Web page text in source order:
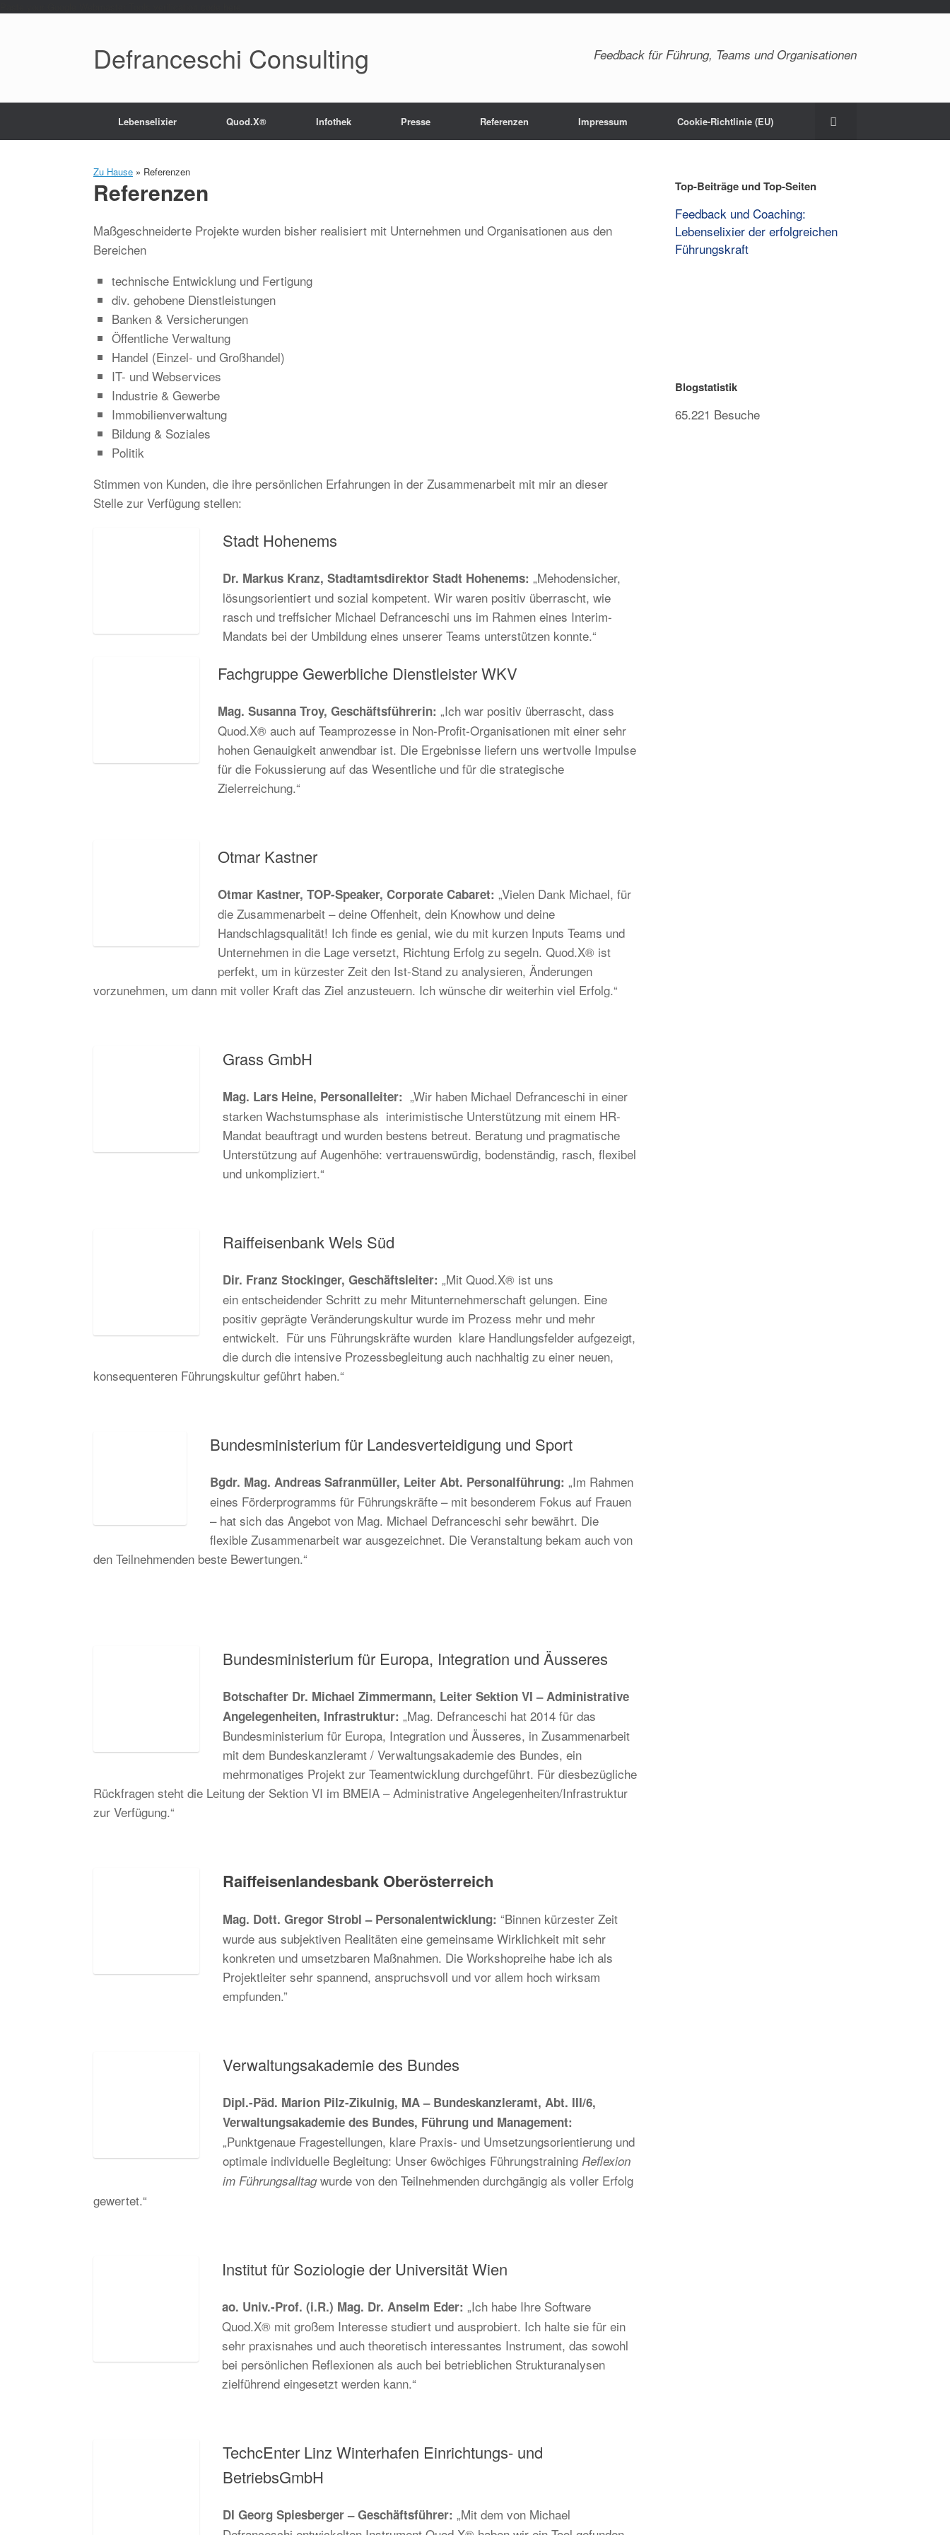
Defranceschi Consulting Feedback für Führung, Teams und Organisationen
Lebenselixier Quod.X® Infothek Presse Referenzen Impressum Cookie-Richtlinie (EU)
Zu Hause » Referenzen
Referenzen
Maßgeschneiderte Projekte wurden bisher realisiert mit Unternehmen und Organisationen aus den
Bereichen
technische Entwicklung und Fertigung
div. gehobene Dienstleistungen
Banken & Versicherungen
Öffentliche Verwaltung
Handel (Einzel- und Großhandel)
IT- und Webservices
Industrie & Gewerbe
Immobilienverwaltung
Bildung & Soziales
Politik
Stimmen von Kunden, die ihre persönlichen Erfahrungen in der Zusammenarbeit mit mir an dieser
Stelle zur Verfügung stellen:
Stadt Hohenems
Dr. Markus Kranz, Stadtamtsdirektor Stadt Hohenems: „Mehodensicher,
lösungsorientiert und sozial kompetent. Wir waren positiv überrascht, wie
rasch und treffsicher Michael Defranceschi uns im Rahmen eines Interim-
Mandats bei der Umbildung eines unserer Teams unterstützen konnte.“
Fachgruppe Gewerbliche Dienstleister WKV
Mag. Susanna Troy, Geschäftsführerin: „Ich war positiv überrascht, dass
Quod.X® auch auf Teamprozesse in Non-Profit-Organisationen mit einer sehr
hohen Genauigkeit anwendbar ist. Die Ergebnisse liefern uns wertvolle Impulse
für die Fokussierung auf das Wesentliche und für die strategische
Zielerreichung.“
Otmar Kastner
Otmar Kastner, TOP-Speaker, Corporate Cabaret: „Vielen Dank Michael, für
die Zusammenarbeit – deine Offenheit, dein Knowhow und deine
Handschlagsqualität! Ich finde es genial, wie du mit kurzen Inputs Teams und
Unternehmen in die Lage versetzt, Richtung Erfolg zu segeln. Quod.X® ist
perfekt, um in kürzester Zeit den Ist-Stand zu analysieren, Änderungen
vorzunehmen, um dann mit voller Kraft das Ziel anzusteuern. Ich wünsche dir weiterhin viel Erfolg.“
Grass GmbH
Mag. Lars Heine, Personalleiter: „Wir haben Michael Defranceschi in einer
starken Wachstumsphase als interimistische Unterstützung mit einem HR-
Mandat beauftragt und wurden bestens betreut. Beratung und pragmatische
Unterstützung auf Augenhöhe: vertrauenswürdig, bodenständig, rasch, flexibel
und unkompliziert.“
Raiffeisenbank Wels Süd
Dir. Franz Stockinger, Geschäftsleiter: „Mit Quod.X® ist uns
ein entscheidender Schritt zu mehr Mitunternehmerschaft gelungen. Eine
positiv geprägte Veränderungskultur wurde im Prozess mehr und mehr
entwickelt. Für uns Führungskräfte wurden klare Handlungsfelder aufgezeigt,
die durch die intensive Prozessbegleitung auch nachhaltig zu einer neuen,
konsequenteren Führungskultur geführt haben.“
Bundesministerium für Landesverteidigung und Sport
Bgdr. Mag. Andreas Safranmüller, Leiter Abt. Personalführung: „Im Rahmen
eines Förderprogramms für Führungskräfte – mit besonderem Fokus auf Frauen
– hat sich das Angebot von Mag. Michael Defranceschi sehr bewährt. Die
flexible Zusammenarbeit war ausgezeichnet. Die Veranstaltung bekam auch von
den Teilnehmenden beste Bewertungen.“
Bundesministerium für Europa, Integration und Äusseres
Botschafter Dr. Michael Zimmermann, Leiter Sektion VI – Administrative
Angelegenheiten, Infrastruktur: „Mag. Defranceschi hat 2014 für das
Bundesministerium für Europa, Integration und Äusseres, in Zusammenarbeit
mit dem Bundeskanzleramt / Verwaltungsakademie des Bundes, ein
mehrmonatiges Projekt zur Teamentwicklung durchgeführt. Für diesbezügliche
Rückfragen steht die Leitung der Sektion VI im BMEIA – Administrative Angelegenheiten/Infrastruktur
zur Verfügung.“
Raiffeisenlandesbank Oberösterreich
Mag. Dott. Gregor Strobl – Personalentwicklung: “Binnen kürzester Zeit
wurde aus subjektiven Realitäten eine gemeinsame Wirklichkeit mit sehr
konkreten und umsetzbaren Maßnahmen. Die Workshopreihe habe ich als
Projektleiter sehr spannend, anspruchsvoll und vor allem hoch wirksam
empfunden.”
Verwaltungsakademie des Bundes
Dipl.-Päd. Marion Pilz-Zikulnig, MA – Bundeskanzleramt, Abt. III/6,
Verwaltungsakademie des Bundes, Führung und Management:
„Punktgenaue Fragestellungen, klare Praxis- und Umsetzungsorientierung und
optimale individuelle Begleitung: Unser 6wöchiges Führungstraining Reflexion
im Führungsalltagwurde von den Teilnehmenden durchgängig als voller Erfolg
gewertet.“
Institut für Soziologie der Universität Wien
ao. Univ.-Prof. (i.R.) Mag. Dr. Anselm Eder: „Ich habe Ihre Software
Quod.X® mit großem Interesse studiert und ausprobiert. Ich halte sie für ein
sehr praxisnahes und auch theoretisch interessantes Instrument, das sowohl
bei persönlichen Reflexionen als auch bei betrieblichen Strukturanalysen
zielführend eingesetzt werden kann.“
TechcEnter Linz Winterhafen Einrichtungs- und
BetriebsGmbH
DI Georg Spiesberger – Geschäftsführer: „Mit dem von Michael
Top-Beiträge und Top-Seiten
Feedback und Coaching:
Lebenselixier der erfolgreichen
Führungskraft
Blogstatistik
65.221 Besuche